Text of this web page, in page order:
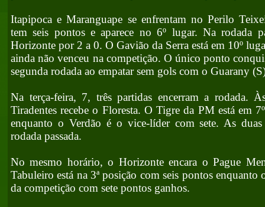
Itapipoca e Maranguape se enfrentam no Perilo
tem seis pontos e aparece no 6º lugar. Na rodada
Horizonte por 2 a 0. O Gavião da Serra está em 10º
ainda não venceu na competição. O único ponto
segunda rodada ao empatar sem gols com o Guarany
Na terça-feira, 7, três partidas encerram a rodada.
Tiradentes recebe o Floresta. O Tigre da PM está em
enquanto o Verdão é o vice-líder com sete. As duas
rodada passada.
No mesmo horário, o Horizonte encara o Pague
Tabuleiro está na 3ª posição com seis pontos enquanto
da competição com sete pontos ganhos.